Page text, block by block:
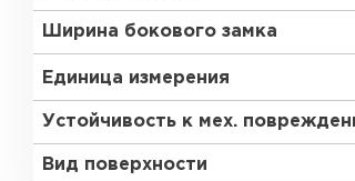
Ширина бокового замка
Единица измерения
Устойчивость к мех.
Вид поверхности